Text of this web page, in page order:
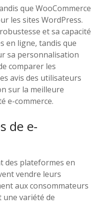
que WooCommerce
les sites WordPress.
et sa capacité
en ligne, tandis que
sa personnalisation
comparer les
avis des utilisateurs
sur la meilleure
e-commerce.
de e-
des plateformes en
vendre leurs
aux consommateurs
variété de